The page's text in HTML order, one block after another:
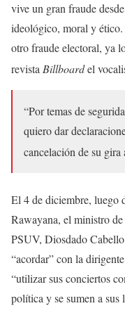
vive un gran fraude
ideológico, moral y
otro fraude electoral, ya
revista Billboardel
“Por temas de
quiero dar
cancelación de su gira
El 4 de diciembre, luego
Rawayana, el ministro
PSUV, Diosdado
“acordar” con la
“utilizar sus conciertos
política y se sumen a sus